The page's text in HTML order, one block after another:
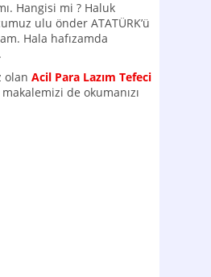
Hangisi mi ? Haluk
ulu önder ATATÜRK’ü
Hala hafızamda
olan Acil Para Lazım Tefeci
makalemizi de okumanızı